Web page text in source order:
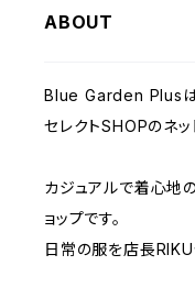
ABOUT
Blue Garden Plus
セレクトSHOPのネッ
カジュアルで着心地
ョップです。
日常の服を店長RIKU